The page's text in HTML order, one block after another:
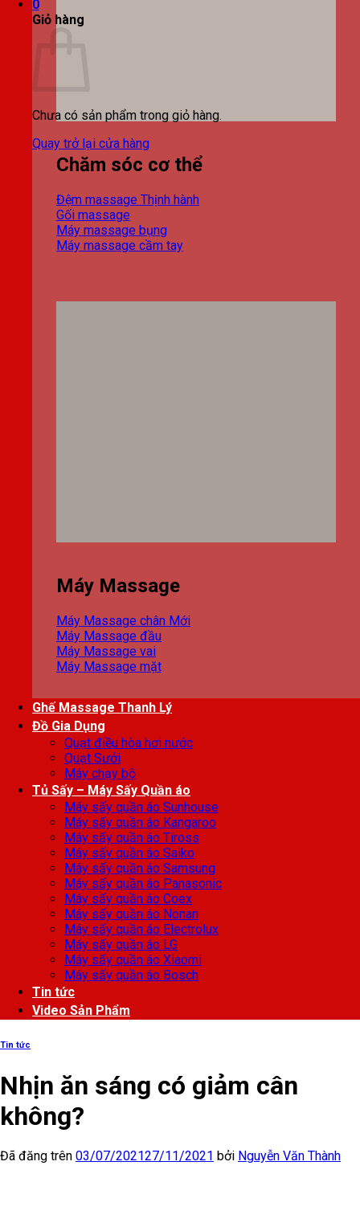
0
Giỏ hàng
Chưa có sản phẩm trong giỏ hàng.
Quay trở lại cửa hàng
Chăm sóc cơ thể
Đệm massage
Gối massage
Máy massage bụng
Máy massage cầm tay
Máy Massage
Máy Massage chân
Máy Massage đầu
Máy Massage vai
Máy Massage mặt
Ghế Massage Thanh Lý
Đồ Gia Dụng
Quạt điều hòa hơi nước
Quạt Sưởi
Máy chạy bộ
Tủ Sấy – Máy Sấy Quần áo
Máy sấy quần áo Sunhouse
Máy sấy quần áo Kangaroo
Máy sấy quần áo Tiross
Máy sấy quần áo Saiko
Máy sấy quần áo Samsung
Máy sấy quần áo Panasonic
Máy sấy quần áo Coex
Máy sấy quần áo Nonan
Máy sấy quần áo Electrolux
Máy sấy quần áo LG
Máy sấy quần áo Xiaomi
Máy sấy quần áo Bosch
Tin tức
Video Sản Phẩm
Tin tức
Nhịn ăn sáng có giảm cân
không?
Đã đăng trên 03/07/202127/11/2021 bởi Nguyễn Văn Thành